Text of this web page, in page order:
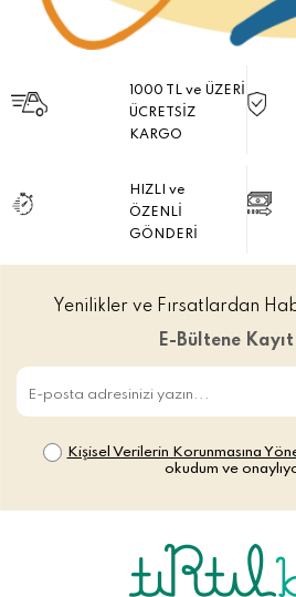
1000 TL ve ÜZERİ
ÜCRETSİZ
KARGO
HIZLI ve
ÖZENLİ
GÖNDERİ
Yenilikler ve Fırsatlardan
E-Bültene
Kişisel Verilerin Korunmasına
okudum ve